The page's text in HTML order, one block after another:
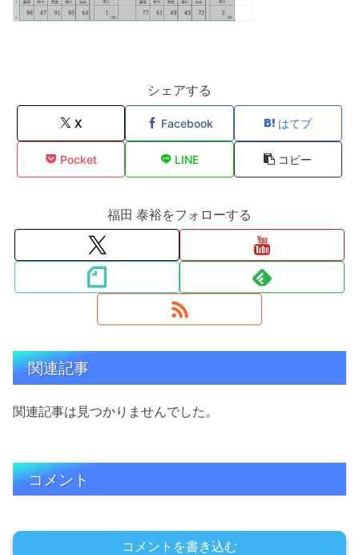
シェアする
X Facebook はてブ
Pocket LINE コピー
福田 泰裕をフォローする
関連記事
関連記事は見つかりませんでした。
コメント
コメントを書き込む